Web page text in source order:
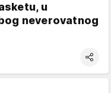
u
neverovatnog